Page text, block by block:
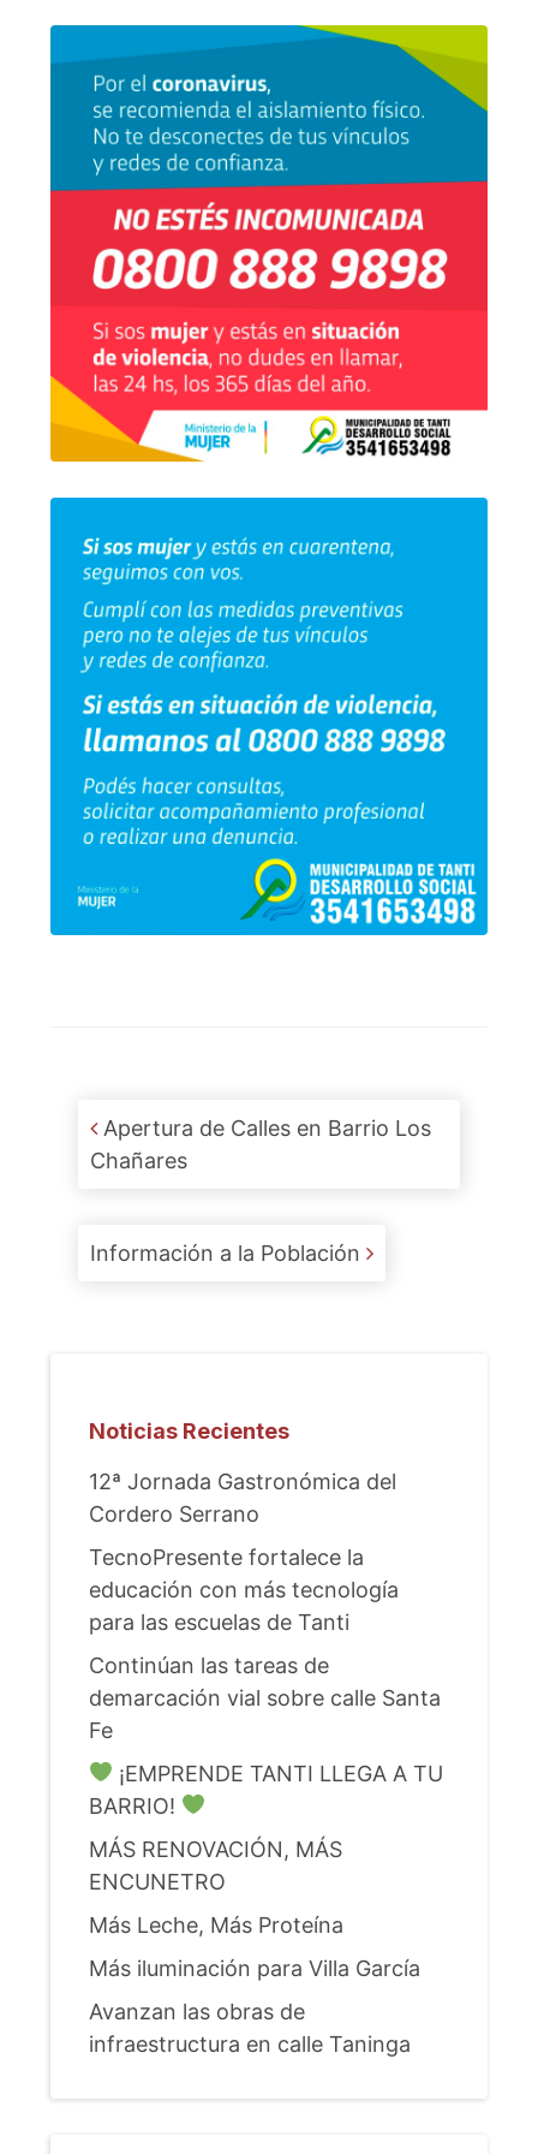
Post navigation
Apertura de Calles en Barrio Los
Chañares
Información a la Población
Noticias Recientes
12ª Jornada Gastronómica del
Cordero Serrano
TecnoPresente fortalece la
educación con más tecnología
para las escuelas de Tanti
Continúan las tareas de
demarcación vial sobre calle Santa
Fe
¡EMPRENDE TANTI LLEGA A TU
BARRIO!
MÁS RENOVACIÓN, MÁS
ENCUNETRO
Más Leche, Más Proteína
Más iluminación para Villa García
Avanzan las obras de
infraestructura en calle Taninga